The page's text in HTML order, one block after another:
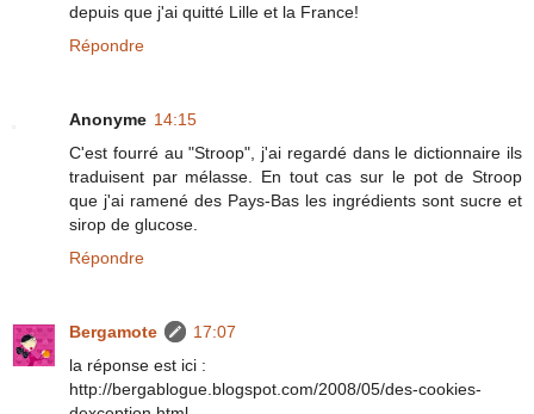
depuis que j'ai quitté Lille et la France!
Répondre
Anonyme 14:15
C'est fourré au "Stroop", j'ai regardé dans le dictionnaire ils
traduisent par mélasse. En tout cas sur le pot de Stroop
que j'ai ramené des Pays-Bas les ingrédients sont sucre et
sirop de glucose.
Répondre
Bergamote
17:07
la réponse est ici :
http://bergablogue.blogspot.com/2008/05/des-cookies-